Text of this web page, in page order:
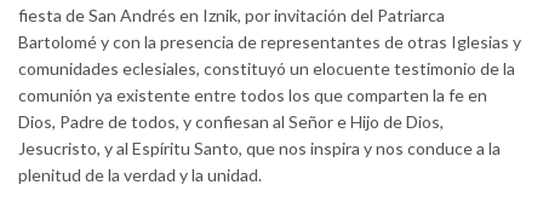
fiesta de San Andrés en Iznik, por invitación del Patriarca
Bartolomé y con la presencia de representantes de otras Iglesias y
comunidades eclesiales, constituyó un elocuente testimonio de la
comunión ya existente entre todos los que comparten la fe en
Dios, Padre de todos, y confiesan al Señor e Hijo de Dios,
Jesucristo, y al Espíritu Santo, que nos inspira y nos conduce a la
plenitud de la verdad y la unidad.